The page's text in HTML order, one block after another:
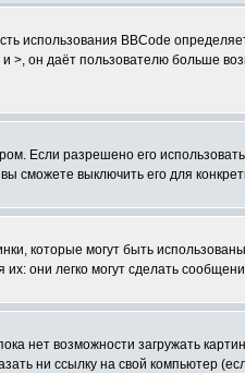
использования BBCode
>, он даёт пользователю больше
Если разрешено его
сможете выключить его для
которые могут быть
их: они легко могут сделать
нет возможности загружать
ни ссылку на свой компьютер